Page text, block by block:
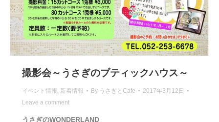
撮影会～うさぎのブティックハウス～
イベント情報, 新着情報 By うさぎとCafe
2017年3月12日
Leave a comment
うさぎのWONDERLAND